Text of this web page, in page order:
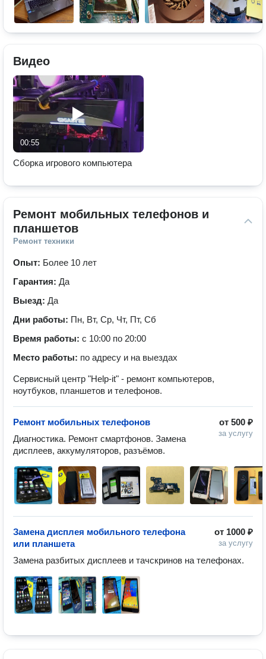
Видео
00:55
Сборка игрового компьютера
Ремонт мобильных телефонов и
планшетов
Ремонт техники
Опыт: Более 10 лет
Гарантия: Да
Выезд: Да
Дни работы: Пн, Вт, Ср, Чт, Пт, Сб
Время работы: с 10:00 по 20:00
Место работы: по адресу и на выездах
Сервисный центр "Help-it" - ремонт компьютеров,
ноутбуков, планшетов и телефонов.
от 500 ₽
за услугу
Ремонт мобильных телефонов
Диагностика. Ремонт смартфонов. Замена
дисплеев, аккумуляторов, разъёмов.
от 1000 ₽
за услугу
Замена дисплея мобильного телефона
или планшета
Замена разбитых дисплеев и тачскринов на телефонах.